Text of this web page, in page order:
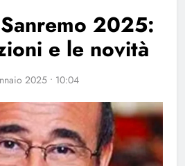
2025:
e le novità
2025 • 10:04